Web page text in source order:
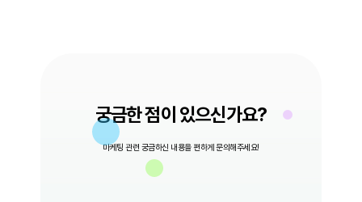
궁금한 점이 있으신가요?
마케팅 관련 궁금하신 내용을 편하게 문의해주세요!